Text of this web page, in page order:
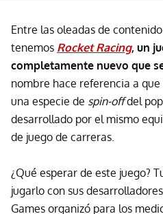
Entre las oleadas de
tenemos Rocket Racing, un
completamente nuevo que
nombre hace referencia a
una especie de spin-offdel
desarrollado por el mismo
de juego de carreras.
¿Qué esperar de este juego?
jugarlo con sus
Games organizó para los